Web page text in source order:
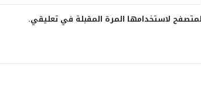
لاستخدامها المرة المقبلة في تعليقي.